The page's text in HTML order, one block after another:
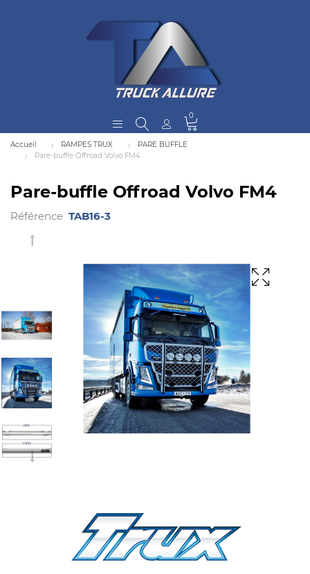
0
Accueil RAMPES TRUX
PARE BUFFLE
Pare-buffle Offroad Volvo FM4
Pare-buffle Offroad Volvo FM4
Référence TAB16-3